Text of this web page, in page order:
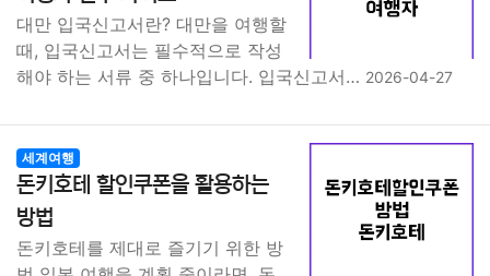
대만 입국신고서란? 대만을 여행할
때, 입국신고서는 필수적으로 작성
해야 하는 서류 중 하나입니다. 입국신고서… 2026-04-27
세계여행
돈키호테 할인쿠폰을 활용하는
방법
돈키호테를 제대로 즐기기 위한 방